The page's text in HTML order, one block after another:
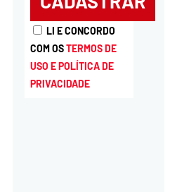
LI E CONCORDO
COM OSTERMOS DE
USO E POLÍTICA DE
PRIVACIDADE